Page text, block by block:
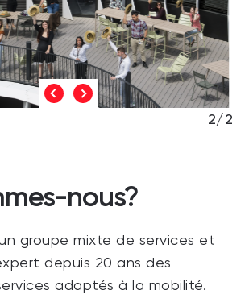
1/2
nous?
groupe mixte de services et
depuis 20 ans des
adaptés à la mobilité.